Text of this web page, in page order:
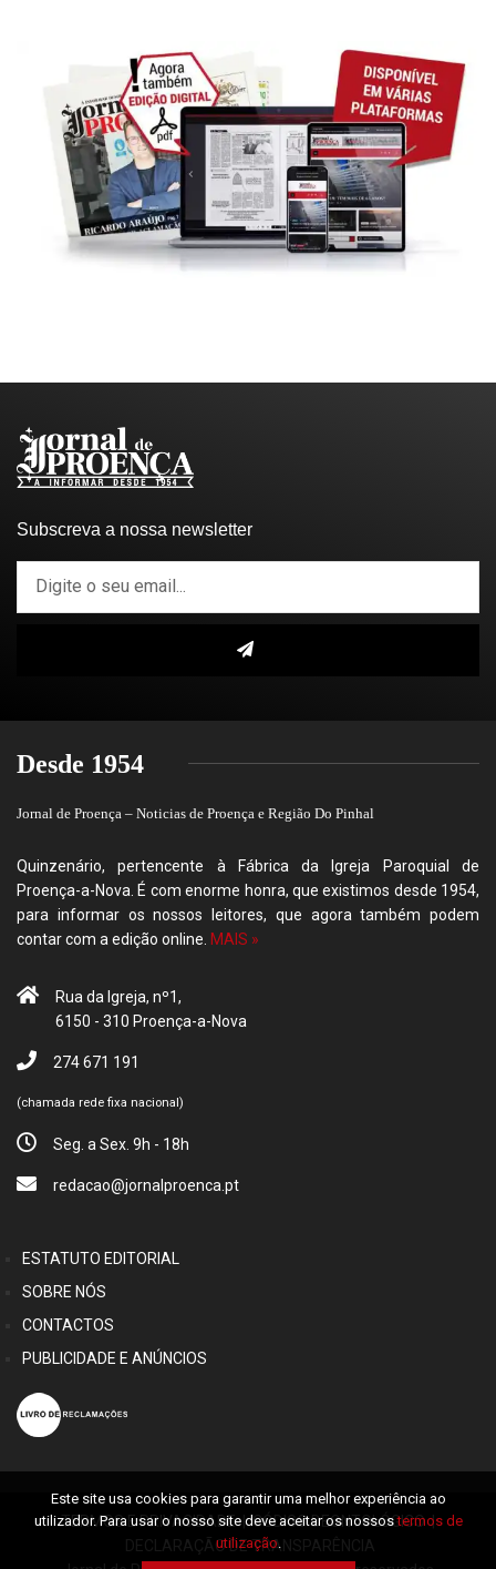
Subscreva a nossa newsletter
Desde 1954
Jornal de Proença – Noticias de Proença e Região Do Pinhal
Quinzenário, pertencente à Fábrica da Igreja Paroquial de
Proença-a-Nova. É com enorme honra, que existimos desde 1954,
para informar os nossos leitores, que agora também podem
contar com a edição online. MAIS »
Rua da Igreja, nº1,
6150 - 310 Proença-a-Nova
274 671 191
(chamada rede fixa nacional)
Seg. a Sex. 9h - 18h
redacao@jornalproenca.pt
ESTATUTO EDITORIAL
SOBRE NÓS
CONTACTOS
PUBLICIDADE E ANÚNCIOS
TERMOS E PRIVACIDADE|CÓDIGO DEONTOLÓGICO|
DECLARAÇÃO DE TRANSPARÊNCIA
Este site usa cookies para garantir uma melhor experiência ao
utilizador. Para usar o nosso site deve aceitar os nossostermos de
utilização.